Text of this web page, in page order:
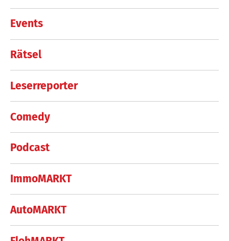
Events
Rätsel
Leserreporter
Comedy
Podcast
ImmoMARKT
AutoMARKT